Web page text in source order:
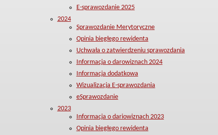
E-sprawozdanie 2025
2024
Sprawozdanie Merytoryczne
Opinia biegłego rewidenta
Uchwała o zatwierdzeniu sprawozdania
Informacja o darowiznach 2024
Informacja dodatkowa
Wizualizacja E-sprawozdania
eSprawozdanie
2023
Informacja o dariowiznach 2023
Opinia biegłego rewidenta